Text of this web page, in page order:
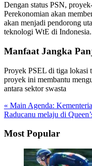
Dengan status PSN,
Perekonomian akan
akan menjadi pendorong
teknologi WtE di Indonesia.
Manfaat Jangka
Proyek PSEL di tiga lokasi
proyek ini membantu
antara sektor swasta
« Main Agenda:
Raducanu melaju di
Most Popular